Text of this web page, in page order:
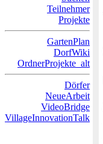
Teilnehmer
Projekte
GartenPlan
DorfWiki
OrdnerProjekte_alt
Dörfer
NeueArbeit
VideoBridge
VillageInnovationTalk